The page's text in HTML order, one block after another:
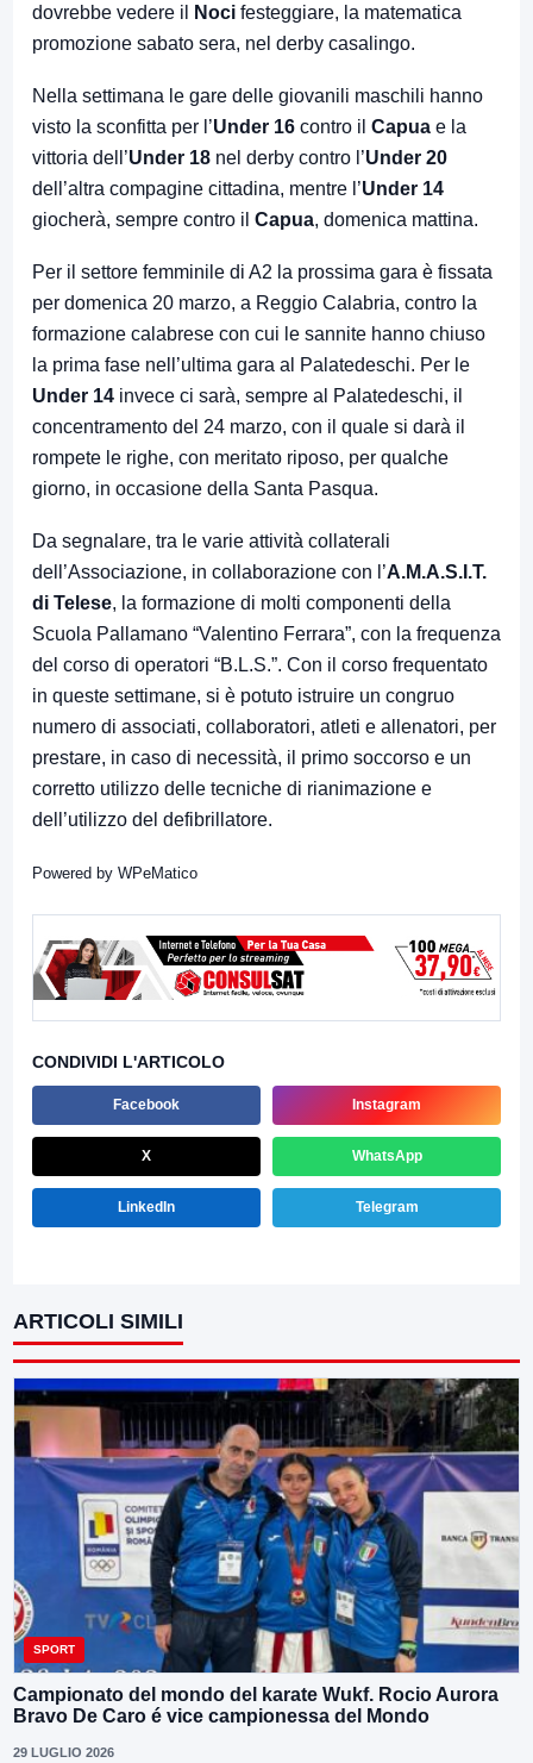
dovrebbe vedere il
Noci festeggiare, la matematica
promozione sabato sera, nel derby casalingo.
Nella settimana le gare delle giovanili maschili hanno
visto la sconfitta per l’Under 16 contro il Capua e la
vittoria dell’Under 18 nel derby contro l’Under 20
dell’altra compagine cittadina, mentre l’Under 14
giocherà, sempre contro il Capua, domenica mattina.
Per il settore femminile di A2 la prossima gara è fissata
per domenica 20 marzo, a Reggio Calabria, contro la
formazione calabrese con cui le sannite hanno chiuso
la prima fase nell’ultima gara al Palatedeschi. Per le
Under 14 invece ci sarà, sempre al Palatedeschi, il
concentramento del 24 marzo, con il quale si darà il
rompete le righe, con meritato riposo, per qualche
giorno, in occasione della Santa Pasqua.
Da segnalare, tra le varie attività collaterali
dell’Associazione, in collaborazione con l’A.M.A.S.I.T.
di Telese, la formazione di molti componenti della
Scuola Pallamano “Valentino Ferrara”, con la frequenza
del corso di operatori “B.L.S.”. Con il corso frequentato
in queste settimane, si è potuto istruire un congruo
numero di associati, collaboratori, atleti e allenatori, per
prestare, in caso di necessità, il primo soccorso e un
corretto utilizzo delle tecniche di rianimazione e
dell’utilizzo del defibrillatore.
Powered by WPeMatico
CONDIVIDI L'ARTICOLO
Facebook Instagram
X WhatsApp
LinkedIn Telegram
ARTICOLI SIMILI
SPORT
Campionato del mondo del karate Wukf. Rocio Aurora
Bravo De Caro é vice campionessa del Mondo
29 LUGLIO 2026